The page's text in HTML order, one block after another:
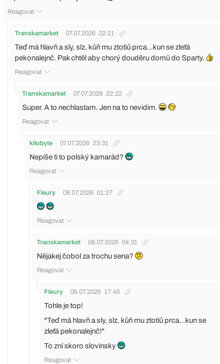
Reagovat
Transkamarket 07.07.2026 22:21
Teď má hlavň a sly, slz, kůň mu ztotiů prca...kun se zleťá
pekonalejnč. Pak chtěl aby chorý douděru domů do Sparty.
Reagovat
Transkamarket 07.07.2026 22:22
Super. A to nechlastam. Jen na to nevidim.
Reagovat
kilobyte 07.07.2026 23:31
Nepíše ti to polský kamarád?
Reagovat
Fleury 08.07.2026 01:27
Reagovat
Transkamarket 08.07.2026 04:31
Nějakej čobol za trochu sena?
Reagovat
Fleury 08.07.2026 17:45
Tohle je top!
"Teď má hlavň a sly, slz, kůň mu ztotiů prca...kun se
zleťá pekonalejnč!"
To zní skoro slovinsky
Reagovat